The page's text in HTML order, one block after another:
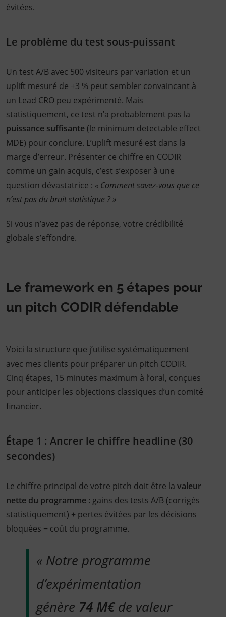
évitées.
Le problème du test sous-puissant
Un test A/B avec 500 visiteurs par variation et un
uplift mesuré de +3 % peut sembler convaincant à
un Lead CRO peu expérimenté. Mais
statistiquement, ce test n’a probablement pas la
puissance suffisante (le minimum detectable effect
MDE) pour conclure. L’uplift mesuré est dans la
marge d’erreur. Présenter ce chiffre en CODIR
comme un gain acquis, c’est s’exposer à une
question dévastatrice : « Comment savez-vous que ce
n’est pas du bruit statistique ? »
Si vous n’avez pas de réponse, votre crédibilité
globale s’effondre.
Le framework en 5 étapes pour
un pitch CODIR défendable
Voici la structure que j’utilise systématiquement
avec mes clients pour préparer un pitch CODIR.
Cinq étapes, 15 minutes maximum à l’oral, conçues
pour anticiper les objections classiques d’un comité
financier.
Étape 1 : Ancrer le chiffre headline (30
secondes)
Le chiffre principal de votre pitch doit être lavaleur
nette du programme : gains des tests A/B (corrigés
statistiquement) + pertes évitées par les décisions
bloquées − coût du programme.
« Notre programme
d’expérimentation
génère 74 M€de valeur